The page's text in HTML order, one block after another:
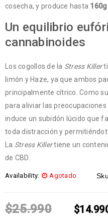
cosecha, y produce hasta 160g
Un equilibrio
cannabinoides
Los cogollos de la Stress Killer
limón y Haze, ya que ambos
principalmente cítrico. Como
para aliviar las
induce un subidón lúcido que
toda distracción y
La Stress Killertiene un
de CBD.
Availability: Agotado
$25.990 $